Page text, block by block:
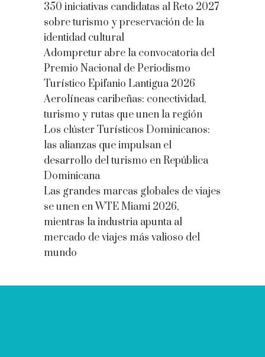
350 iniciativas candidatas al Reto 2027
sobre turismo y preservación de la
identidad cultural
Adompretur abre la convocatoria del
Premio Nacional de Periodismo
Turístico Epifanio Lantigua 2026
Aerolíneas caribeñas: conectividad,
turismo y rutas que unen la región
Los clúster Turísticos Dominicanos:
las alianzas que impulsan el
desarrollo del turismo en República
Dominicana
Las grandes marcas globales de viajes
se unen en WTE Miami 2026,
mientras la industria apunta al
mercado de viajes más valioso del
mundo